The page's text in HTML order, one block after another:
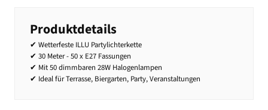
Produktdetails
✔ Wetterfeste ILLU Partylichterkette
✔ 30 Meter - 50 x E27 Fassungen
✔ Mit 50 dimmbaren 28W Halogenlampen
✔ Ideal für Terrasse, Biergarten, Party, Veranstaltungen